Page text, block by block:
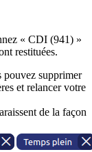
« CDI (941) »
restituées.
pouvez supprimer
et relancer votre
de la façon